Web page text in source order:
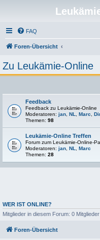
FAQ
Foren-Übersicht
Zu Leukämie-Online
Feedback
Feedback zu Leukämie-Online
Moderatoren: jan NL Marc
Themen: 98
Leukämie-Online Treffen
Forum zum Leukämie-Online-
Moderatoren: jan NL
Marc
Themen: 28
WER IST ONLINE?
Mitglieder in diesem Forum: 0
Foren-Übersicht